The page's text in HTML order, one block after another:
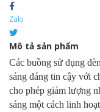
Mô tả sản phẩm
Các buồng sử dụng
sáng đáng tin cậy với
cho phép giảm lượng
sáng một cách linh